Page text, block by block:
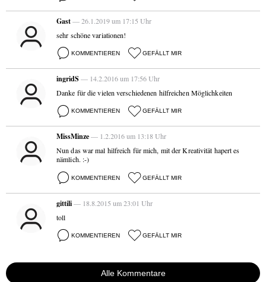
Gast— 26.1.2019 um 17:15 Uhr
sehr schöne variationen!
KOMMENTIEREN GEFÄLLT MIR
ingridS— 14.2.2016 um 17:56 Uhr
Danke für die vielen verschiedenen hilfreichen Möglichkeiten
KOMMENTIEREN GEFÄLLT MIR
MissMinze— 1.2.2016 um 13:18 Uhr
Nun das war mal hilfreich für mich, mit der Kreativität hapert es
nämlich. :-)
KOMMENTIEREN GEFÄLLT MIR
gittili— 18.8.2015 um 23:01 Uhr
toll
KOMMENTIEREN GEFÄLLT MIR
Alle Kommentare